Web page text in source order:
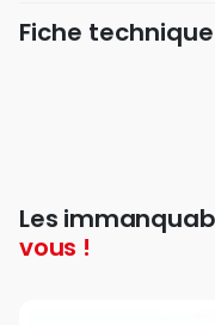
Fiche technique
Les
vous !